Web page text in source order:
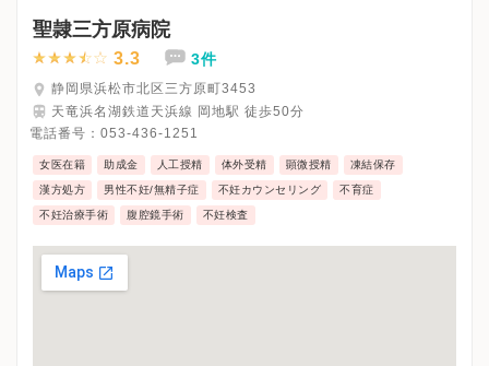
聖隷三方原病院
3.3 3件
静岡県浜松市北区三方原町3453
天竜浜名湖鉄道天浜線 岡地駅 徒歩50分
電話番号： 053-436-1251
女医在籍 助成金 人工授精 体外受精 顕微授精 凍結保存
漢方処方 男性不妊/無精子症 不妊カウンセリング 不育症
不妊治療手術 腹腔鏡手術 不妊検査